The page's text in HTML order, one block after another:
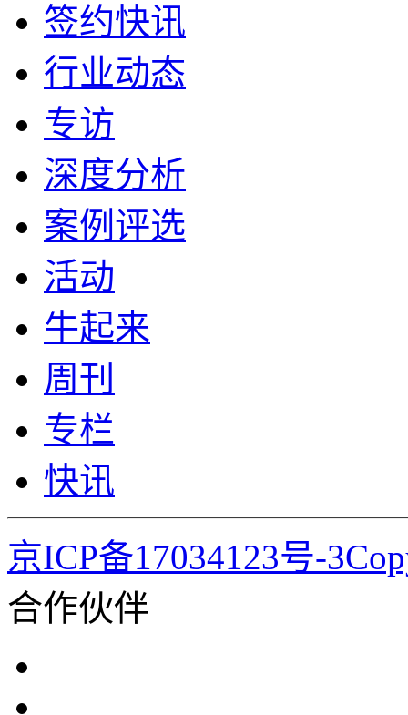
签约快讯
行业动态
专访
深度分析
案例评选
活动
牛起来
周刊
专栏
快讯
京ICP备17034123号-
合作伙伴